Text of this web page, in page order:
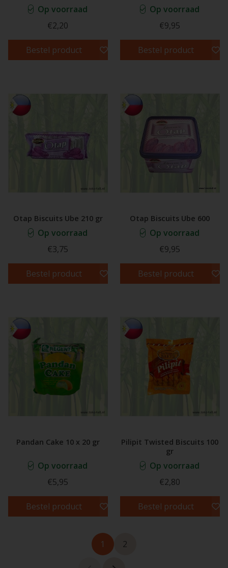
Op voorraad
€2,20
Bestel product
Op voorraad
€9,95
Bestel product
Otap Biscuits Ube 210 gr
Op voorraad
€3,75
Bestel product
Otap Biscuits Ube 600
Op voorraad
€9,95
Bestel product
Pandan Cake 10 x 20 gr
Op voorraad
€5,95
Bestel product
Pilipit Twisted Biscuits 100
gr
Op voorraad
€2,80
Bestel product
1 2